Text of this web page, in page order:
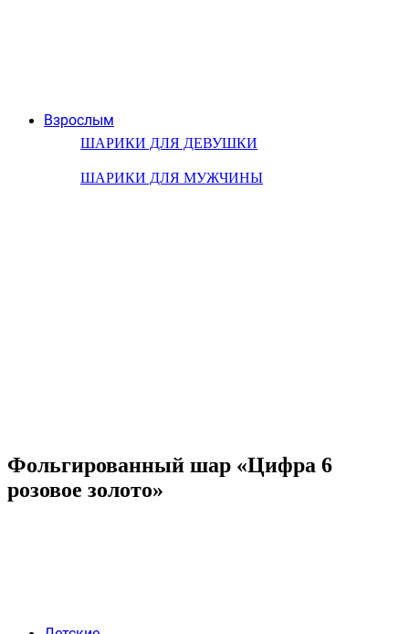
Взрослым
ШАРИКИ ДЛЯ ДЕВУШКИ
ШАРИКИ ДЛЯ МУЖЧИНЫ
Фольгированный шар «Цифра 6
розовое золото»